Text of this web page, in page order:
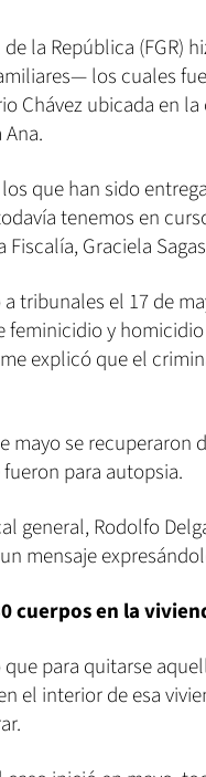
la República (FGR)
los cuales
Chávez ubicada en
que han sido
tenemos en
Graciela
tribunales el 17 de
feminicidio y
explicó que el
mayo se recuperaron
para autopsia.
general, Rodolfo
mensaje
cuerpos en la
para quitarse
el interior de esa